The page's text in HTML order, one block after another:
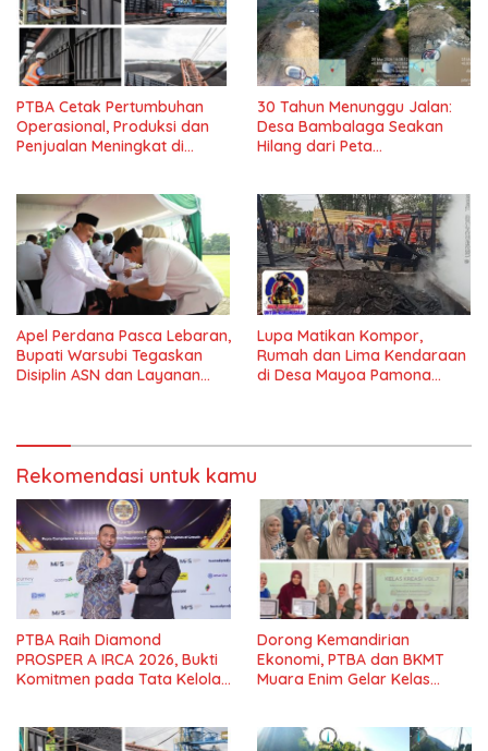
PTBA Cetak Pertumbuhan
Operasional, Produksi dan
Penjualan Meningkat di
30 Tahun Menunggu Jalan:
Desa Bambalaga Seakan
Hilang dari Peta
Apel Perdana Pasca Lebaran,
Bupati Warsubi Tegaskan
Disiplin ASN dan Layanan
Lupa Matikan Kompor,
Rumah dan Lima Kendaraan
di Desa Mayoa Pamona
Rekomendasi untuk kamu
PTBA Raih Diamond
PROSPER A IRCA 2026, Bukti
Komitmen pada Tata Kelola
Dorong Kemandirian
Ekonomi, PTBA dan BKMT
Muara Enim Gelar Kelas